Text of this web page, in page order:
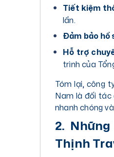
Tiết kiệm
lần.
Đảm bảo hồ
Hỗ trợ
trình của
Tóm lại, công
Nam là đối tác
nhanh chóng
2.
Thịnh